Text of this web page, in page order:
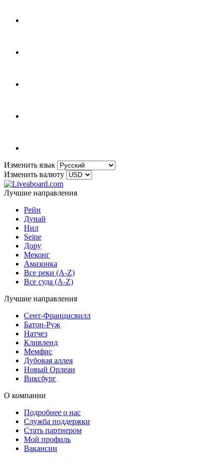
Изменить язык
Изменить валюту
Лучшие направления
Рейн
Дунай
Нил
Seine
Дору
Меконг
Амазонка
Все реки (A-Z)
Все суда (A-Z)
Лучшие направления
Сент-Францисвилл
Батон-Руж
Натчез
Кливленд
Мемфис
Дубовая аллея
Новый Орлеан
Виксбург
О компании
Подробнее о нас
Служба поддержки
Стать партнером
Мой профиль
Вакансии